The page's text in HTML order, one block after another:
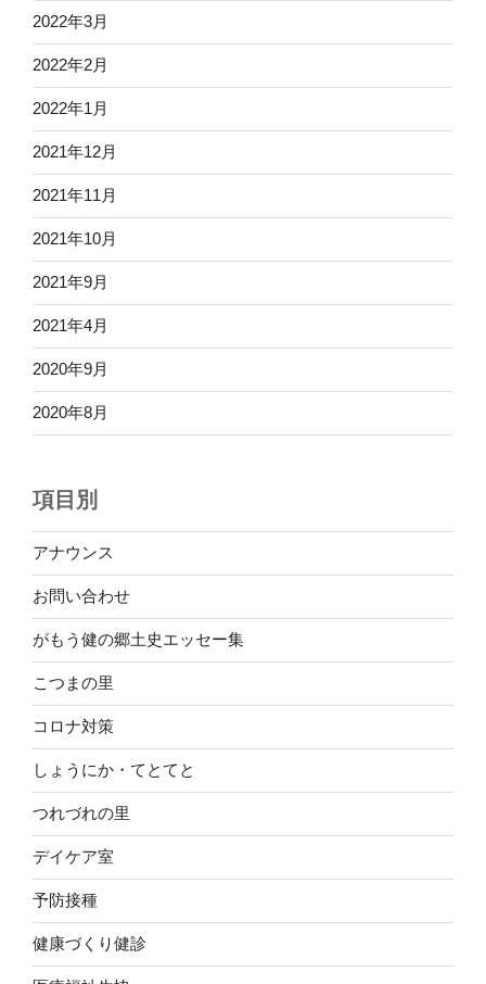
2022年3月
2022年2月
2022年1月
2021年12月
2021年11月
2021年10月
2021年9月
2021年4月
2020年9月
2020年8月
項目別
アナウンス
お問い合わせ
がもう健の郷土史エッセー集
こつまの里
コロナ対策
しょうにか・てとてと
つれづれの里
デイケア室
予防接種
健康づくり健診